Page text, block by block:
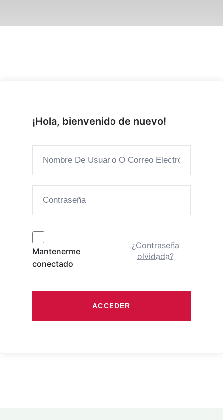
¡Hola, bienvenido de nuevo!
Mantenerme
conectado
¿Contraseña
olvidada?
ACCEDER